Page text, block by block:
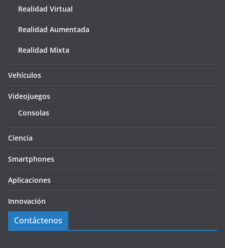
Realidad Virtual
Realidad Aumentada
Realidad Mixta
Vehículos
Videojuegos
Consolas
Ciencia
Smartphones
Aplicaciones
Innovación
Contáctenos